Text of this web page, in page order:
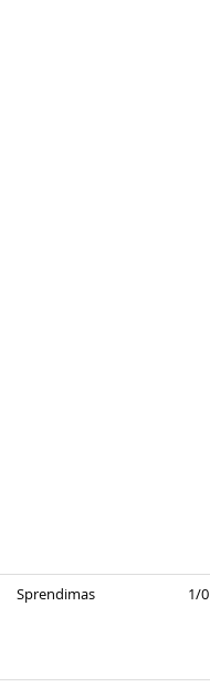
Sprendimas 1/0